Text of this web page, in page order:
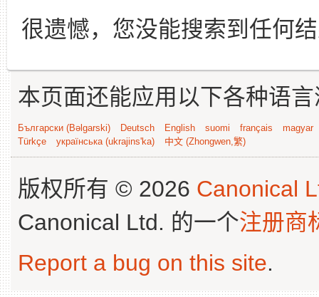
很遗憾，您没能搜索到任何
本页面还能应用以下各种语
Български (Bəlgarski) Deutsch English suomi français
magyar
Türkçe
українська (ukrajins'ka) 中文 (Zhongwen,繁)
版权所有 © 2026 Canonical
Canonical Ltd. 的一个注册商
Report a bug on this site.